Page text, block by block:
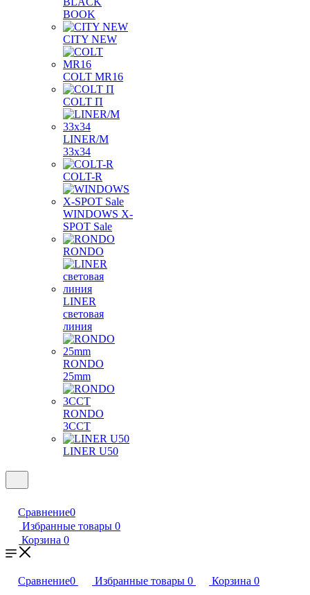
BOOK
CITY NEW
COLT MR16
COLT П
LINER/М
33х34
COLT-R
WINDOWS X-
SPOT Sale
RONDO
LINER
световая
линия
RONDO
25mm
RONDO
3CCT
LINER U50
Сравнение0
Избранные товары 0
Корзина 0
Сравнение0 Избранные товары 0 Корзина 0